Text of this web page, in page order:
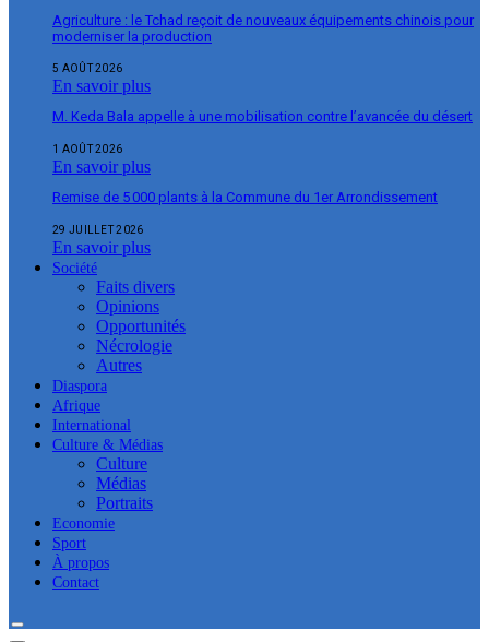
Agriculture : le Tchad reçoit de nouveaux équipements chinois pour
moderniser la production
5 AOÛT 2026
En savoir plus
M. Keda Bala appelle à une mobilisation contre l’avancée du désert
1 AOÛT 2026
En savoir plus
Remise de 5 000 plants à la Commune du 1er Arrondissement
29 JUILLET 2026
En savoir plus
Société
Faits divers
Opinions
Opportunités
Nécrologie
Autres
Diaspora
Afrique
International
Culture & Médias
Culture
Médias
Portraits
Economie
Sport
À propos
Contact